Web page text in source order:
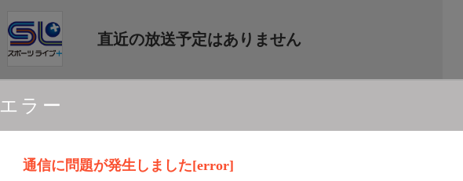
エラー
通信に問題が発生しました[error]
直近の放送予定はありません